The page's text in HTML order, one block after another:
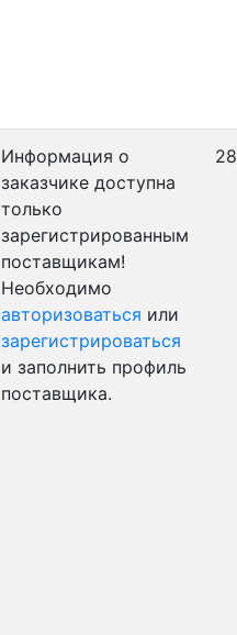
Информация о
заказчике доступна
только
зарегистрированным
поставщикам!
Необходимо
авторизоваться или
зарегистрироваться
и заполнить профиль
поставщика.